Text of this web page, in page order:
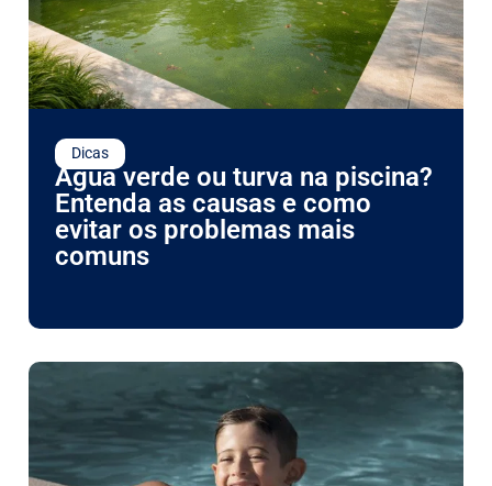
Dicas
Água verde ou turva na piscina?
Entenda as causas e como
evitar os problemas mais
comuns